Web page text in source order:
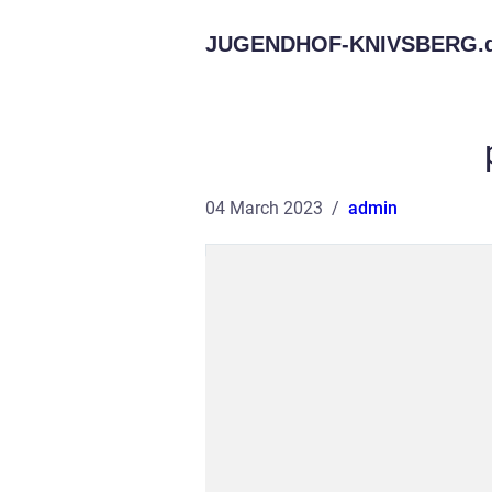
JUGENDHOF-KNIVSBERG.
04 March 2023 admin